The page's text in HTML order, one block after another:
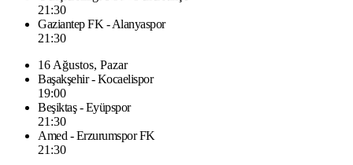
21:30
Gaziantep FK - Alanyaspor
21:30
16 Ağustos, Pazar
Başakşehir - Kocaelispor
19:00
Beşiktaş - Eyüpspor
21:30
Amed - Erzurumspor FK
21:30